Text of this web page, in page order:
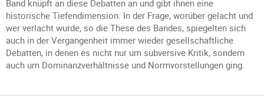
Band knüpft an diese Debatten an und gibt ihnen eine
historische Tiefendimension: In der Frage, worüber gelacht und
wer verlacht wurde, so die These des Bandes, spiegelten sich
auch in der Vergangenheit immer wieder gesellschaftliche
Debatten, in denen es nicht nur um subversive Kritik, sondern
auch um Dominanzverhältnisse und Normvorstellungen ging.